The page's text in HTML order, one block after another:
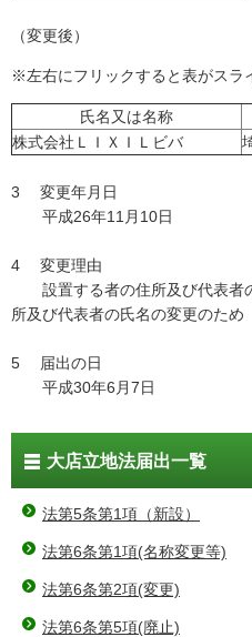
（変更後）
※左右にフリックすると表がスラ
氏名又は名称
株式会社ＬＩＸＩＬビバ
3 変更年月日
平成26年11月10日
4 変更理由
設置する者の住所及び代表者
所及び代表者の氏名の変更のため
5 届出の日
平成30年6月7日
大店立地法届出一覧
法第5条第1項（新設）
法第6条第1項(名称変更等)
法第6条第2項(変更)
法第6条第5項(廃止)